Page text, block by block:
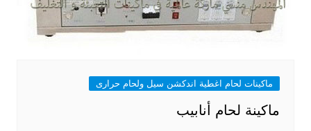
ماكينات لحام اغطية اندكشن سيل ولحام حرارى
ماكينة لحام أنابيب